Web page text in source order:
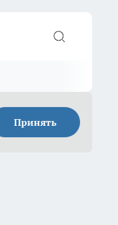
Принять